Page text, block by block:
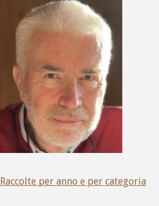
Raccolte per anno e per categoria